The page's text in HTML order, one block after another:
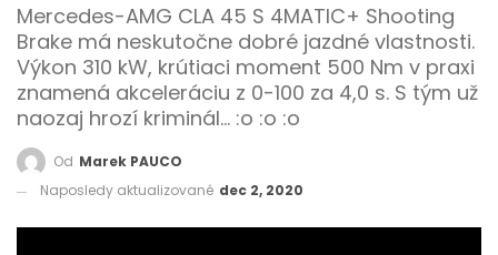
Mercedes-AMG CLA 45 S 4MATIC+ Shooting
Brake má neskutočne dobré jazdné vlastnosti.
Výkon 310 kW, krútiaci moment 500 Nm v praxi
znamená akceleráciu z 0-100 za 4,0 s. S tým už
naozaj hrozí kriminál... :o :o :o
Od Marek PAUCO
Naposledy aktualizované dec 2, 2020